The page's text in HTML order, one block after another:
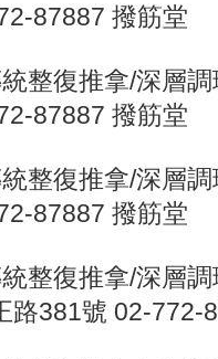
87887 撥筋堂
整復推拿/深層
87887 撥筋堂
整復推拿/深層
87887 撥筋堂
整復推拿/深層
路381號 02-772-